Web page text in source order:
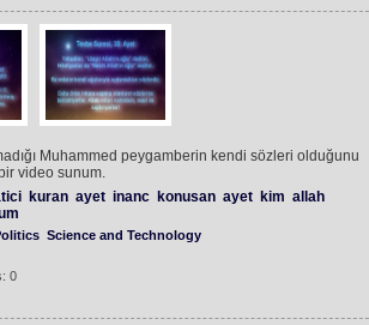
Muhammed peygamberin kendi sözleri olduğunu
video sunum.
kuran ayet inanc konusan ayet kim allah
Science and Technology
0